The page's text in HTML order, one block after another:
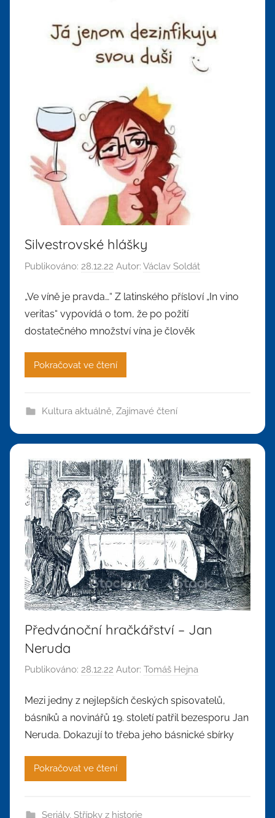
Silvestrovské hlášky
Publikováno: 28.12.22 Autor: Václav Soldát
„Ve víně je pravda…“ Z latinského přísloví „In vino
veritas“ vypovídá o tom, že po požití
dostatečného množství vína je člověk
Pokračovat ve čtení
Kultura aktuálně, Zajímavé čtení
Předvánoční hračkářství – Jan
Neruda
Publikováno: 28.12.22 Autor: Tomáš Hejna
Mezi jedny z nejlepších českých spisovatelů,
básníků a novinářů 19. století patřil bezesporu Jan
Neruda. Dokazují to třeba jeho básnické sbírky
Pokračovat ve čtení
Seriály, Střípky z historie